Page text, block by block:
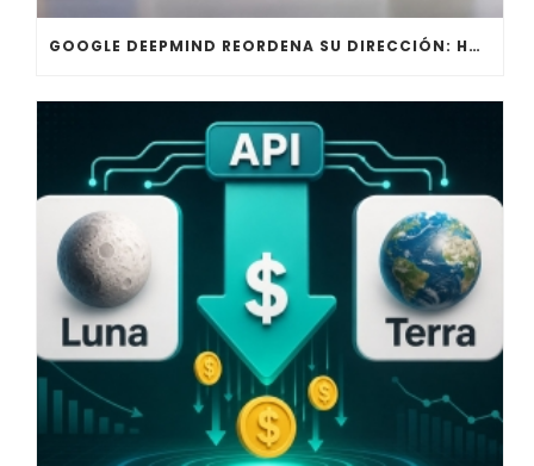
GOOGLE DEEPMIND REORDENA SU DIRECCIÓN: HASSABIS DEJA LA OPERACIÓN DIARIA